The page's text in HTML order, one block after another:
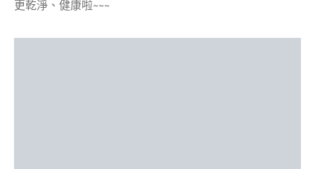
更乾淨、健康啦~~~